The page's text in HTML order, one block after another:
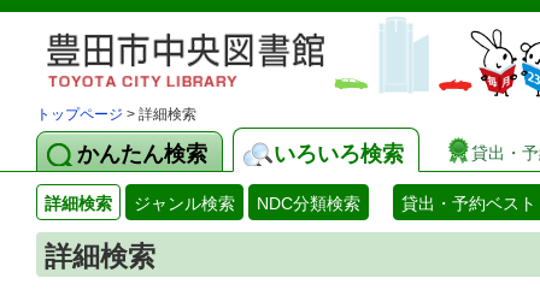
トップページ > 詳細検索
かんたん検索 いろいろ検索 貸出・
詳細検索 ジャンル検索 NDC分類検索 貸出・予約ベスト
詳細検索